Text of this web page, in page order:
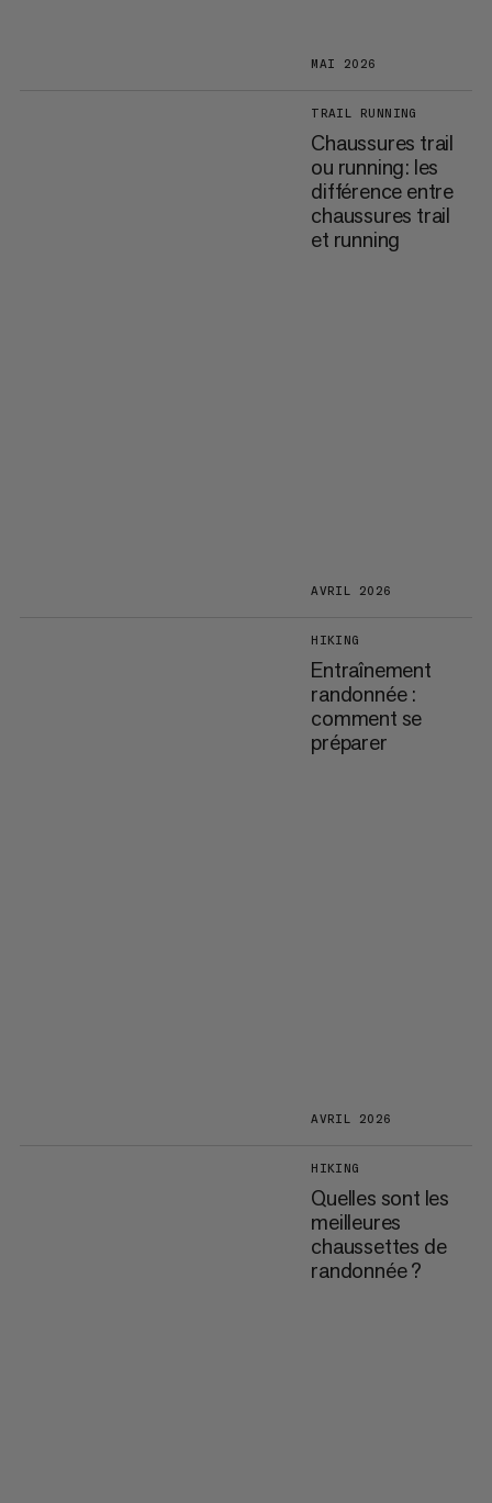
MAI 2026
TRAIL RUNNING
Chaussures trail
ou running: les
différence entre
chaussures trail
et running
AVRIL 2026
HIKING
Entraînement
randonnée :
comment se
préparer
AVRIL 2026
HIKING
Quelles sont les
meilleures
chaussettes de
randonnée ?